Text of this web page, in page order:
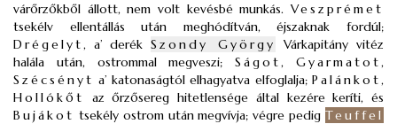
várőrzőkből állott, nem volt kevésbé munkás. Veszprémet
tsekélv ellentállás után meghódítván, éjszaknak fordúl;
Drégelyt, a’ derék Szondy György
Várkapitány vitéz
halála után, ostrommal megveszi;Ságot,Gyarmatot,
Szécsényt a’ katonaságtól elhagyatva elfoglalja; Palánkot,
Hollókőt
az őrzősereg hitetlensége által kezére keríti, és
Bujákot tsekély ostrom után megvívja; végre pedig Teuffel